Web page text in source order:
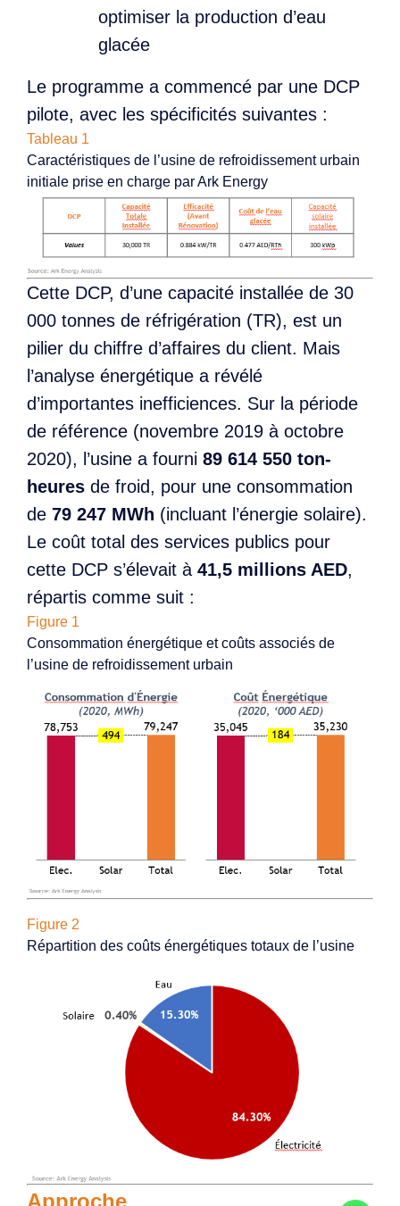
optimiser la production d’eau
glacée
Le programme a commencé par une DCP
pilote, avec les spécificités suivantes :
Tableau 1
Caractéristiques de l’usine de refroidissement urbain
initiale prise en charge par Ark Energy
Cette DCP, d’une capacité installée de 30
000 tonnes de réfrigération (TR), est un
pilier du chiffre d’affaires du client. Mais
l’analyse énergétique a révélé
d’importantes inefficiences. Sur la période
de référence (novembre 2019 à octobre
2020), l’usine a fourni 89 614 550 ton-
heures de froid, pour une consommation
de 79 247 MWh (incluant l’énergie solaire).
Le coût total des services publics pour
cette DCP s’élevait à 41,5 millions AED,
répartis comme suit :
Figure 1
Consommation énergétique et coûts associés de
l’usine de refroidissement urbain
Figure 2
Répartition des coûts énergétiques totaux de l’usine
Approche